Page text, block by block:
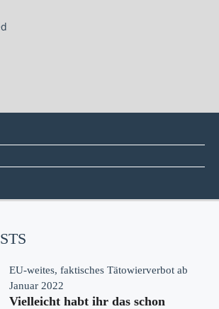
EU-weites, faktisches Tätowierverbot ab
Januar 2022
Vielleicht habt ihr das schon